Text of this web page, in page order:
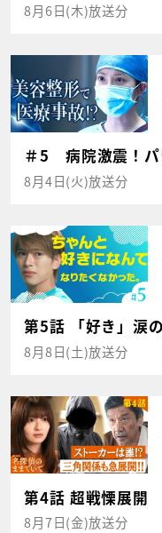
8月6日(木)放送分
＃5 病院激震！パ
8月4日(火)放送分
第5話 「好き」涙
8月8日(土)放送分
第4話 超戦慄展開
8月7日(金)放送分